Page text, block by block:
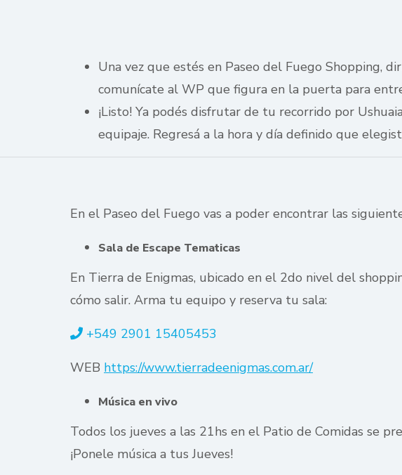
Una vez que estés en Paseo del Fuego Shopping,
comunícate al WP que figura en la puerta para
¡Listo! Ya podés disfrutar de tu recorrido por
equipaje. Regresá a la hora y día definido que
En el Paseo del Fuego vas a poder encontrar las
Sala de Escape Tematicas
En Tierra de Enigmas, ubicado en el 2do nivel del
cómo salir. Arma tu equipo y reserva tu sala:
+549 2901 15405453
WEB https://www.tierradeenigmas.com.ar/
Música en vivo
Todos los jueves a las 21hs en el Patio de Comidas se
¡Ponele música a tus Jueves!